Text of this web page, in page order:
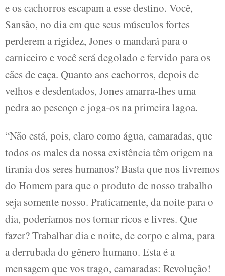
e os cachorros escapam a esse destino. Você,
Sansão, no dia em que seus músculos fortes
perderem a rigidez, Jones o mandará para o
carniceiro e você será degolado e fervido para os
cães de caça. Quanto aos cachorros, depois de
velhos e desdentados, Jones amarra-lhes uma
pedra ao pescoço e joga-os na primeira lagoa.
“Não está, pois, claro como água, camaradas, que
todos os males da nossa existência têm origem na
tirania dos seres humanos? Basta que nos livremos
do Homem para que o produto de nosso trabalho
seja somente nosso. Praticamente, da noite para o
dia, poderíamos nos tornar ricos e livres. Que
fazer? Trabalhar dia e noite, de corpo e alma, para
a derrubada do gênero humano. Esta é a
mensagem que vos trago, camaradas: Revolução!